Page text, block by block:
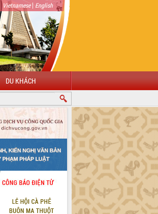
Vietnamese| English
DU KHÁCH